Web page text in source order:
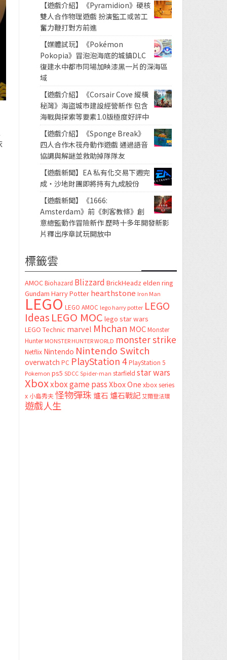
【遊戲介紹】《Pyramidion》硬核
雙人合作物理遊戲 扮演監工或苦工
奮力鞭打對方前進
【媒體試玩】《Pokémon
Pokopia》冒泡泡海底的城鎮DLC
復建水中都市同場加映漆黑一片的深海區
域
【遊戲介紹】《Corsair Cove 縱橫
秘灣》海盜城市建設經營新作 包含
海戰與探索等要素1.0版極度好評中
【遊戲介紹】《Sponge Break》
四人合作木筏舟動作遊戲 通過語音
協調與解謎並救助掉隊隊友
【遊戲新聞】EA 私有化交易下週完
成・沙地財團即將持有九成股份
【遊戲新聞】《1666:
Amsterdam》前《刺客教條》創
意總監動作冒險新作 歷時十多年開發新影
片釋出序章試玩開放中
標籤雲
AMOC Biohazard Blizzard BrickHeadz elden ring
Gundam Harry Potter hearthstone Iron Man
LEGO LEGO AMOC lego harry potter LEGO
Ideas LEGO MOC lego star wars
LEGO Technic marvel Mhchan MOC Monster
Hunter MONSTER HUNTER WORLD monster strike
Netflix Nintendo Nintendo Switch
overwatch PC PlayStation 4 PlayStation 5
Pokemon ps5 SDCC Spider-man starfield star wars
Xboxxbox game passXbox One xbox series
x 小島秀夫怪物彈珠 爐石 爐石戰記艾爾登法環
遊戲人生